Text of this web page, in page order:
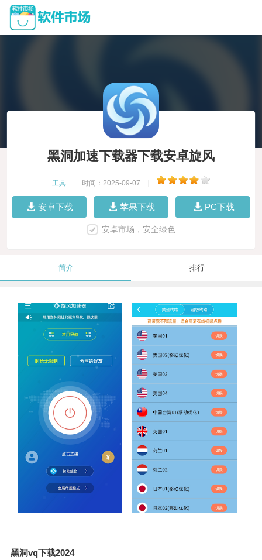
黑洞加速下载器下载安卓旋风
工具 时间：2025-09-07
安卓下载 苹果下载 PC下载
安卓市场，安全绿色
简介 排行
黑洞vq下载2024